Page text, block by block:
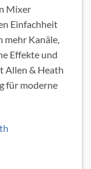
Mixer
Einfachheit
mehr Kanäle,
Effekte und
Allen & Heath
für moderne